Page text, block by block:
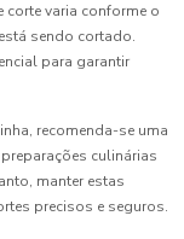
corte varia conforme o
sendo cortado.
para garantir
recomenda-se uma
culinárias
manter estas
precisos e seguros.